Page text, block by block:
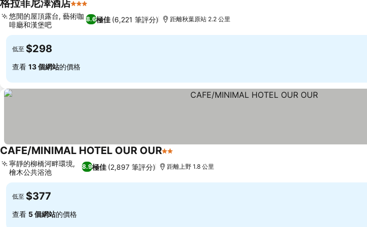
格拉菲尼澤酒店3 星級
8.6極佳 (6,221 筆評分)
悠閒的屋頂露台, 藝術咖
啡廳和漢堡吧
距離秋葉原站 2.2 公里
低至 $298
查看 13 個網站的價格
CAFE/MINIMAL HOTEL OUR OUR2 星級
8.9極佳 (2,897 筆評分)
寧靜的柳橋河畔環境,
檜木公共浴池
距離上野 1.8 公里
低至 $377
查看 5 個網站的價格